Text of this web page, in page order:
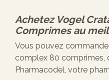
Achetez Vogel
Comprimesau
Vous pouvez
complex 80 comprimes,
Pharmacodel, votre